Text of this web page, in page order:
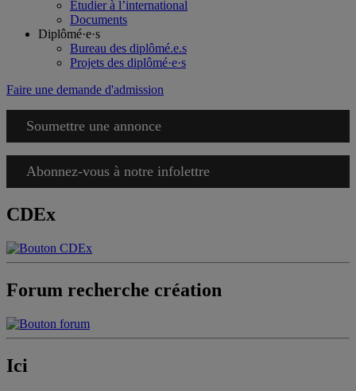
Étudier à l’international
Documents
Diplômé·e·s
Bureau des diplômé.e.s
Projets des diplômé·e·s
Faire une demande d'admission
Soumettre une annonce
Abonnez-vous à notre infolettre
CDEx
Forum recherche création
Ici